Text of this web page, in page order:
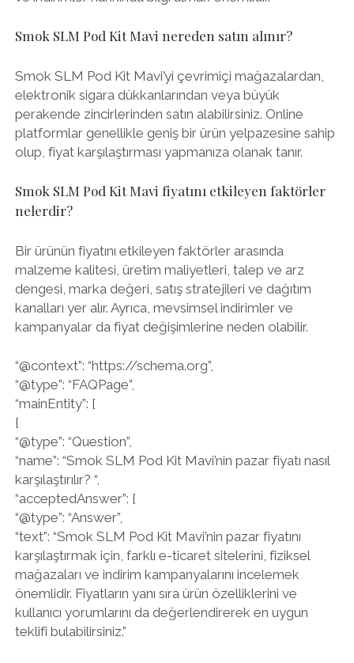
Smok SLM Pod Kit Mavi nereden satın alınır?
Smok SLM Pod Kit Mavi’yi çevrimiçi mağazalardan,
elektronik sigara dükkanlarından veya büyük
perakende zincirlerinden satın alabilirsiniz. Online
platformlar genellikle geniş bir ürün yelpazesine sahip
olup, fiyat karşılaştırması yapmanıza olanak tanır.
Smok SLM Pod Kit Mavi fiyatını etkileyen faktörler
nelerdir?
Bir ürünün fiyatını etkileyen faktörler arasında
malzeme kalitesi, üretim maliyetleri, talep ve arz
dengesi, marka değeri, satış stratejileri ve dağıtım
kanalları yer alır. Ayrıca, mevsimsel indirimler ve
kampanyalar da fiyat değişimlerine neden olabilir.
“@context”: “https://schema.org”,
“@type”: “FAQPage”,
“mainEntity”: [
{
“@type”: “Question”,
“name”: “Smok SLM Pod Kit Mavi’nin pazar fiyatı nasıl
karşılaştırılır? “,
“acceptedAnswer”: {
“@type”: “Answer”,
“text”: “Smok SLM Pod Kit Mavi’nin pazar fiyatını
karşılaştırmak için, farklı e-ticaret sitelerini, fiziksel
mağazaları ve indirim kampanyalarını incelemek
önemlidir. Fiyatların yanı sıra ürün özelliklerini ve
kullanıcı yorumlarını da değerlendirerek en uygun
teklifi bulabilirsiniz.”